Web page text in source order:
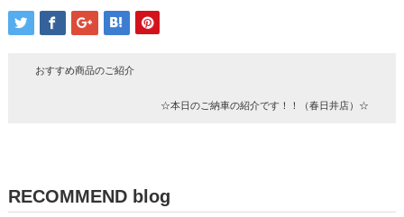
おすすめ商品のご紹介
☆本日のご納車の紹介です！！（春日井店）☆
RECOMMEND blog